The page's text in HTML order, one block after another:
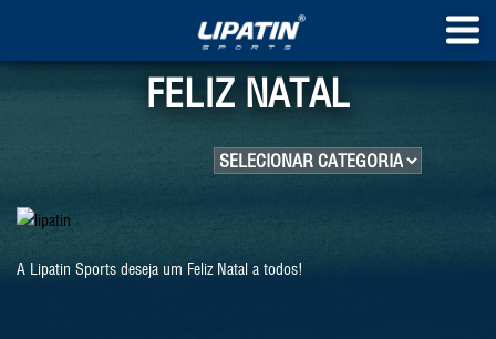
FELIZ NATAL
A Lipatin Sports deseja um Feliz Natal a todos!